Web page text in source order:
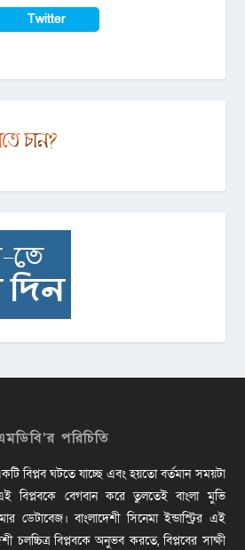
Twitter
পরিচিতি
বিপ্লব ঘটতে যাচ্ছে এবং হয়তো বর্তমান সময়টা
বিপ্লবকে বেগবান করে তুলতেই বাংলা মুভি
ডেটাবেজ। বাংলাদেশী সিনেমা ইন্ডাস্ট্রির এই
চলচ্চিত্র বিপ্লবকে অনুভব করতে, বিপ্লবের সাক্ষী